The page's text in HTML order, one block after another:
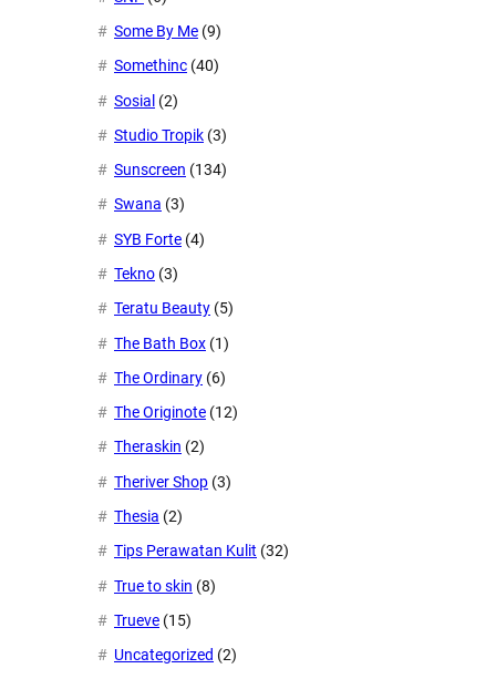
Some By Me (9)
Somethinc (40)
Sosial (2)
Studio Tropik (3)
Sunscreen (134)
Swana (3)
SYB Forte (4)
Tekno (3)
Teratu Beauty (5)
The Bath Box (1)
The Ordinary (6)
The Originote (12)
Theraskin (2)
Theriver Shop (3)
Thesia (2)
Tips Perawatan Kulit (32)
True to skin (8)
Trueve (15)
Uncategorized (2)